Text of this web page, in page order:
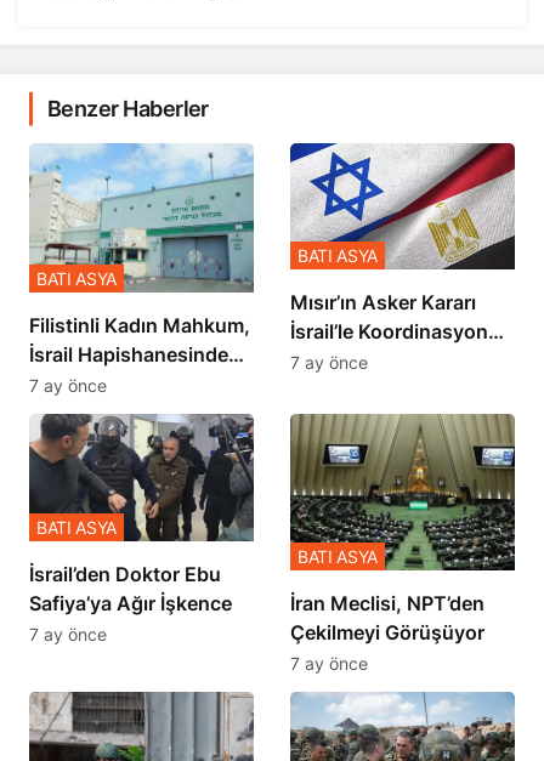
Benzer Haberler
Filistinli Kadın Mahkum,
İsrail Hapishanesindeki
Zulmü Anlattı
BATI ASYA
7 ay önce
Mısır’ın Asker Kararı
İsrail’le Koordinasyon
İçinde Gerçekleşmiş
BATI ASYA
7 ay önce
İsrail’den Doktor Ebu
Safiya’ya Ağır İşkence
BATI ASYA
7 ay önce
İran Meclisi, NPT’den
Çekilmeyi Görüşüyor
BATI ASYA
7 ay önce